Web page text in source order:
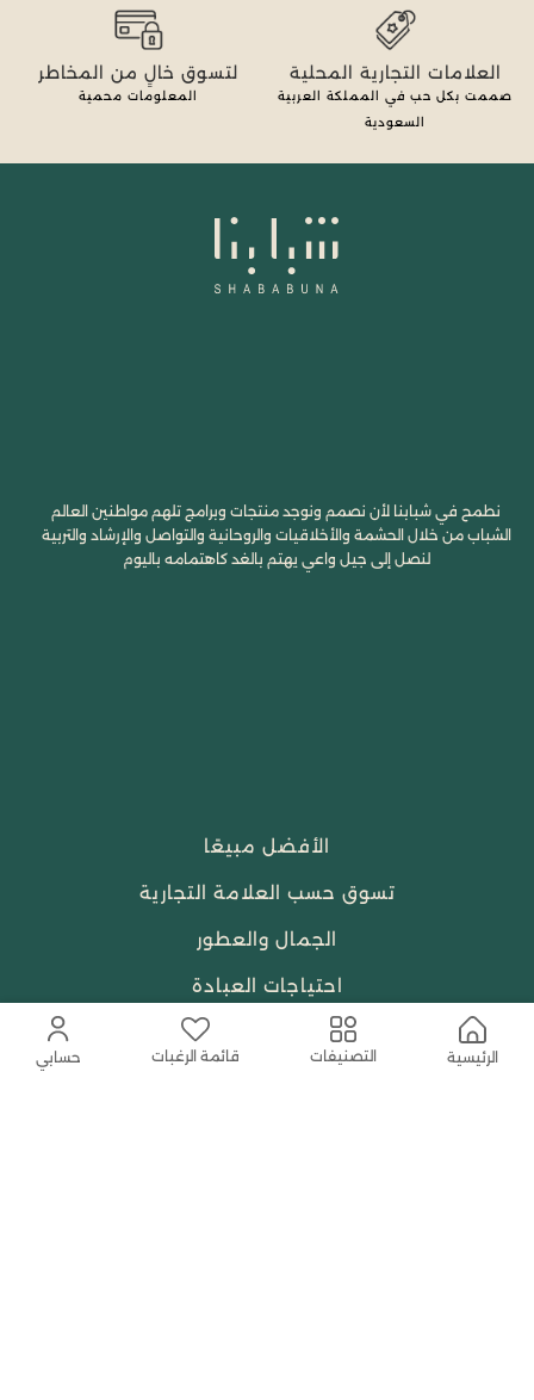
الرئيسية التصنيفات قائمة الرغبات حسابي
العلامات التجارية المحلية
صممت بكل حب في المملكة العربية
السعودية
لتسوق خالٍ من المخاطر
المعلومات محمية
نطمح في شبابنا لأن نصمم ونوجد منتجات وبرامج تلهم مواطنين العالم
الشباب من خلال الحشمة والأخلاقيات والروحانية والتواصل والإرشاد والتربية
لنصل إلى جيل واعي يهتم بالغد كاهتمامه باليوم
الأفضل مبيعًا
تسوق حسب العلامة التجارية
الجمال والعطور
احتياجات العبادة